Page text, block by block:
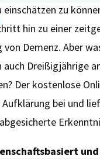
zu
hin zu einer
von Demenz. Aber
auch Dreißigjährige
Der kostenlose
bei und
und